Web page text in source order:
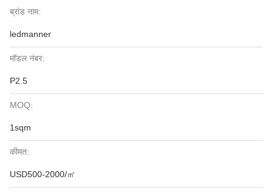
ब्रांड नाम:
ledmanner
मॉडल नंबर:
P2.5
MOQ:
1sqm
कीमत:
USD500-2000/㎡